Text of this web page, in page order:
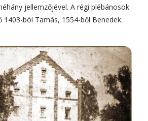
jellemzőjével. A régi plébánosok
ból Tamás, 1554-ből Benedek.